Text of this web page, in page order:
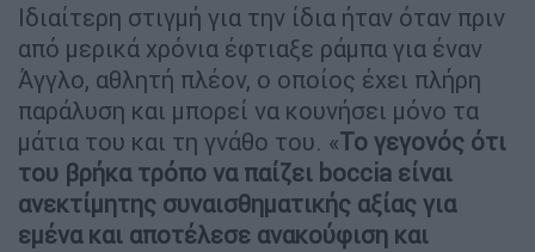
Ιδιαίτερη στιγμή για την ίδια ήταν όταν πριν
από μερικά χρόνια έφτιαξε ράμπα για έναν
Άγγλο, αθλητή πλέον, ο οποίος έχει πλήρη
παράλυση και μπορεί να κουνήσει μόνο τα
μάτια του και τη γνάθο του. «Το γεγονός ότι
του βρήκα τρόπο να παίζει boccia είναι
ανεκτίμητης συναισθηματικής αξίας για
εμένα και αποτέλεσε ανακούφιση και